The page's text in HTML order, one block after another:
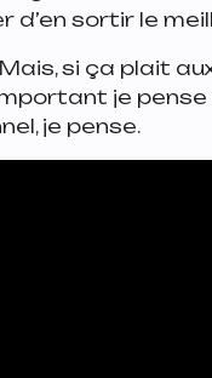
d’en sortir le
si ça plait
je
je pense.